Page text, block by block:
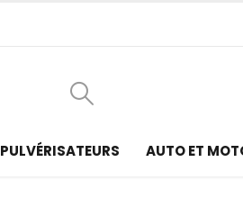
PULVÉRISATEURS AUTO ET